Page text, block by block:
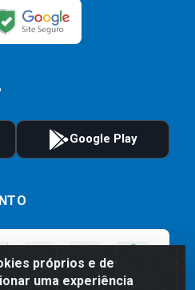
próprios e de
uma experiência